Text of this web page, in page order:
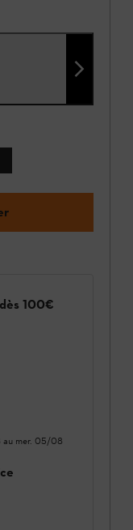
100€
au mer. 05/08